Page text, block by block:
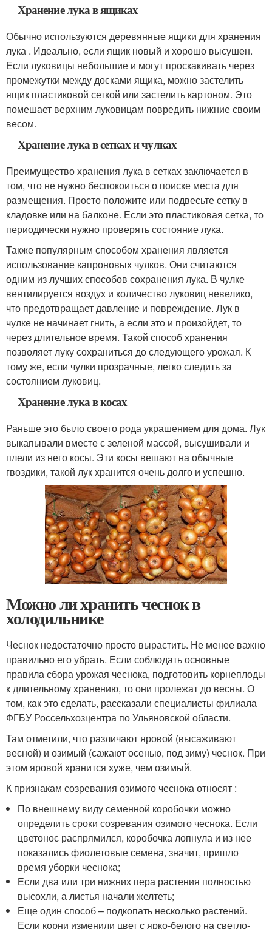
Хранение лука в ящиках
Обычно используются деревянные ящики для хранения
лука . Идеально, если ящик новый и хорошо высушен.
Если луковицы небольшие и могут проскакивать через
промежутки между досками ящика, можно застелить
ящик пластиковой сеткой или застелить картоном. Это
помешает верхним луковицам повредить нижние своим
весом.
Хранение лука в сетках и чулках
Преимущество хранения лука в сетках заключается в
том, что не нужно беспокоиться о поиске места для
размещения. Просто положите или подвесьте сетку в
кладовке или на балконе. Если это пластиковая сетка, то
периодически нужно проверять состояние лука.
Также популярным способом хранения является
использование капроновых чулков. Они считаются
одним из лучших способов сохранения лука. В чулке
вентилируется воздух и количество луковиц невелико,
что предотвращает давление и повреждение. Лук в
чулке не начинает гнить, а если это и произойдет, то
через длительное время. Такой способ хранения
позволяет луку сохраниться до следующего урожая. К
тому же, если чулки прозрачные, легко следить за
состоянием луковиц.
Хранение лука в косах
Раньше это было своего рода украшением для дома. Лук
выкапывали вместе с зеленой массой, высушивали и
плели из него косы. Эти косы вешают на обычные
гвоздики, такой лук хранится очень долго и успешно.
Можно ли хранить чеснок в
холодильнике
Чеснок недостаточно просто вырастить. Не менее важно
правильно его убрать. Если соблюдать основные
правила сбора урожая чеснока, подготовить корнеплоды
к длительному хранению, то они пролежат до весны. О
том, как это сделать, рассказали специалисты филиала
ФГБУ Россельхозцентра по Ульяновской области.
Там отметили, что различают яровой (высаживают
весной) и озимый (сажают осенью, под зиму) чеснок. При
этом яровой хранится хуже, чем озимый.
К признакам созревания озимого чеснока относят :
По внешнему виду семенной коробочки можно
определить сроки созревания озимого чеснока. Если
цветонос распрямился, коробочка лопнула и из нее
показались фиолетовые семена, значит, пришло
время уборки чеснока;
Если два или три нижних пера растения полностью
высохли, а листья начали желтеть;
Еще один способ – подкопать несколько растений.
Если корни изменили цвет с ярко-белого на светло-